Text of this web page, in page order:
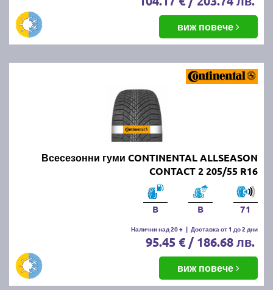
виж повече
Всесезонни гуми CONTINENTAL ALLSEASON
CONTACT 2 205/55 R16
B B 71
Налични над 20 + | Доставка от 1 до 2 дни
95.45 € / 186.68 лв.
виж повече